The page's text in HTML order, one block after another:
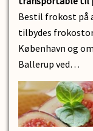
Bestil frokost på
tilbydes
København og
Ballerup ved…